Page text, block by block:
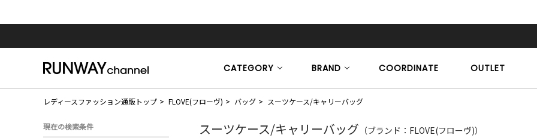
CATEGORY BRAND COORDINATE OUTLET
レディースファッション通販トップ FLOVE(フローヴ) バッグ スーツケース/キャリーバッグ
スーツケース/キャリーバッグ （ブランド：FLOVE(フローヴ)）
現在の検索条件